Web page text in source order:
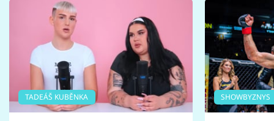
TADEÁŠ KUBĚNKA SHOWBYZNYS